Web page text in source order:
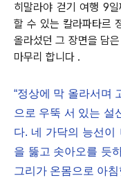
히말라야 걷기 여행 9
할 수 있는 칼라파타르
올라섰던 그 장면을 담
마무리 합니다 .
“정상에 막 올라서며
으로 우뚝 서 있는 설
다. 네 가닥의 능선이
을 뚫고 솟아오를 듯
그리가 온몸으로 아